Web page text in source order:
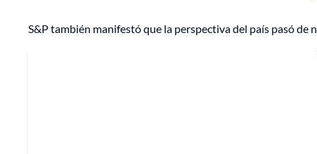
S&P también manifestó que la perspectiva del país pasó de